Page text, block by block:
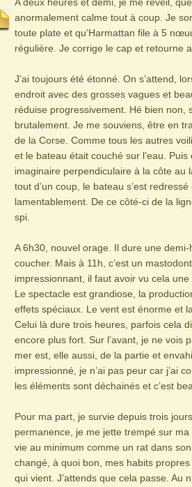
anormalement calme tout à coup. Je
toute plate et qu’Harmattan file à 5
régulière. Je corrige le cap et retourne
J’ai toujours été étonné. On s’attend,
endroit avec des grosses vagues et
réduise progressivement. Hé bien non,
brutalement. Je me souviens, être en
de la Corse. Comme tous les autres
et le bateau était couché sur l’eau.
imaginaire perpendiculaire à la côte au
tout d’un coup, le bateau s’est
lamentablement. De ce côté-ci de la
spi.
A 6h30, nouvel orage. Il dure une
coucher. Mais à 11h, c’est un
impressionnant, il faut avoir vu cela
Le spectacle est grandiose, la
effets spéciaux. Le vent est énorme et
Celui là dure trois heures, parfois cela
encore plus fort. Sur l’avant, je ne vois
mer est, elle aussi, de la partie et
impressionné, je n’ai pas peur car j’ai
les éléments sont déchainés et c’est
Pour ma part, je survie depuis trois
permanence, je me jette trempé sur
vie au minimum comme un rat dans
changé, à quoi bon, mes habits
qui vient. J’attends que cela passe. Au